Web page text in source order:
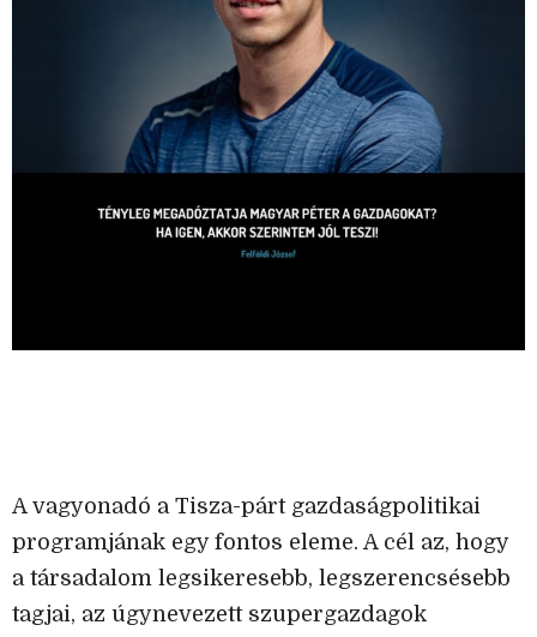
A vagyonadó a Tisza-párt gazdaságpolitikai
programjának egy fontos eleme. A cél az, hogy
a társadalom legsikeresebb, legszerencsésebb
tagjai, az úgynevezett szupergazdagok